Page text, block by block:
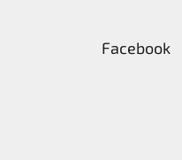
Facebook